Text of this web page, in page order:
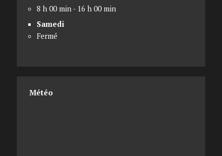
8 h 00 min - 16 h 00 min
Samedi
Fermé
Météo